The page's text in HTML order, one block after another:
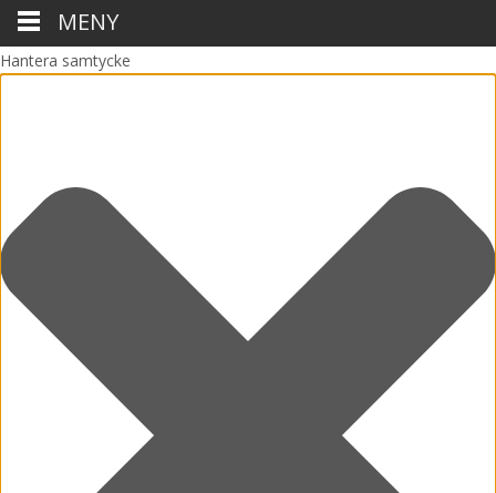
Hantera samtycke
MENY